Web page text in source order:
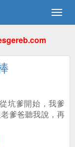
坑爹開始，我爹
爹爸聽我說，再